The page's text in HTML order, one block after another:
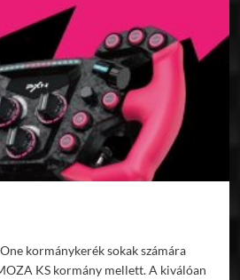
kormánykerék sokak számára
KS kormány mellett. A kiválóan